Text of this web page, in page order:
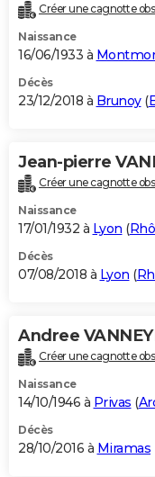
Créer une cagnotte
Naissance
16/06/1933 à
Décès
23/12/2018 à Brunoy(
Jean-pierre
Créer une cagnotte
Naissance
17/01/1932 à Lyon (
Décès
07/08/2018 à Lyon (
Andree
Créer une cagnotte
Naissance
14/10/1946 à Privas (
Décès
28/10/2016 à Miramas